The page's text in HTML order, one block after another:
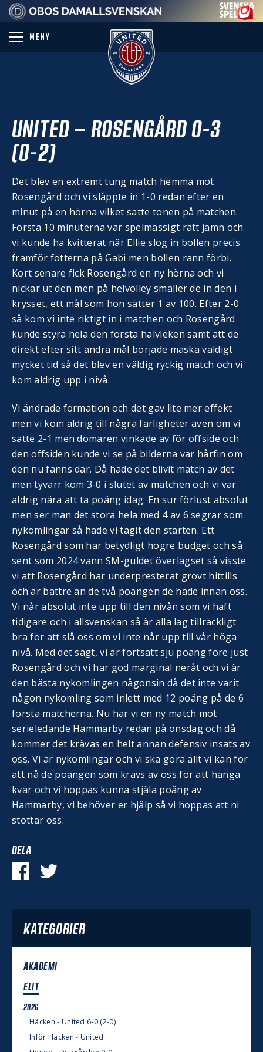
MENY
PARTNER
UNITED – ROSENGÅRD 0-3
(0-2)
Det blev en extremt tung match hemma mot
Rosengård och vi släppte in 1-0 redan efter en
minut på en hörna vilket satte tonen på matchen.
Första 10 minuterna var spelmässigt rätt jämn och
vi kunde ha kvitterat när Ellie slog in bollen precis
framför fötterna på Gabi men bollen rann förbi.
Kort senare fick Rosengård en ny hörna och vi
nickar ut den men på helvolley smäller de in den i
krysset, ett mål som hon sätter 1 av 100. Efter 2-0
så kom vi inte riktigt in i matchen och Rosengård
kunde styra hela den första halvleken samt att de
direkt efter sitt andra mål började maska väldigt
mycket tid så det blev en väldig ryckig match och vi
kom aldrig upp i nivå.
Vi ändrade formation och det gav lite mer effekt
men vi kom aldrig till några farligheter även om vi
satte 2-1 men domaren vinkade av för offside och
den offsiden kunde vi se på bilderna var hårfin om
den nu fanns där. Då hade det blivit match av det
men tyvärr kom 3-0 i slutet av matchen och vi var
aldrig nära att ta poäng idag. En sur förlust absolut
men ser man det stora hela med 4 av 6 segrar som
nykomlingar så hade vi tagit den starten. Ett
Rosengård som har betydligt högre budget och så
sent som 2024 vann SM-guldet överlägset så visste
vi att Rosengård har underpresterat grovt hittills
och är bättre än de två poängen de hade innan oss.
Vi når absolut inte upp till den nivån som vi haft
tidigare och i allsvenskan så är alla lag tillräckligt
bra för att slå oss om vi inte når upp till vår höga
nivå. Med det sagt, vi är fortsatt sju poäng före just
Rosengård och vi har god marginal neråt och vi är
den bästa nykomlingen någonsin då det inte varit
någon nykomling som inlett med 12 poäng på de 6
första matcherna. Nu har vi en ny match mot
serieledande Hammarby redan på onsdag och då
kommer det krävas en helt annan defensiv insats av
oss. Vi är nykomlingar och vi ska göra allt vi kan för
att nå de poängen som krävs av oss för att hänga
kvar och vi hoppas kunna stjäla poäng av
Hammarby, vi behöver er hjälp så vi hoppas att ni
stöttar oss.
DELA
KATEGORIER
AKADEMI
ELIT
2026
Häcken - United 6-0 (2-0)
Inför Häcken - United